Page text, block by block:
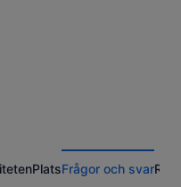
PlatsFrågor och svar